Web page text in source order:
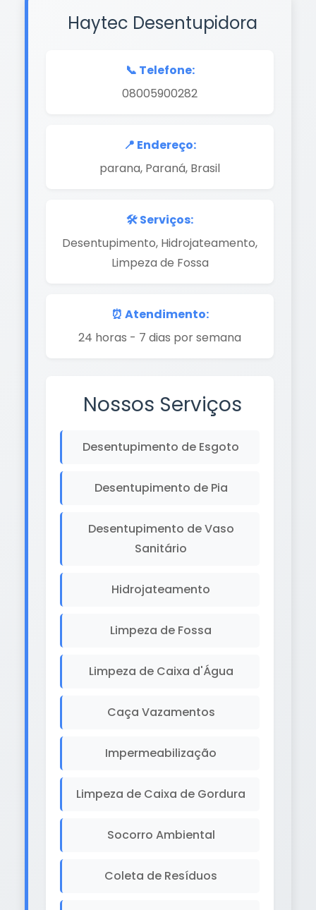
Haytec Desentupidora
📞 Telefone:
08005900282
📍 Endereço:
parana, Paraná, Brasil
🛠️ Serviços:
Desentupimento, Hidrojateamento,
Limpeza de Fossa
⏰ Atendimento:
24 horas - 7 dias por semana
Nossos Serviços
Desentupimento de Esgoto
Desentupimento de Pia
Desentupimento de Vaso
Sanitário
Hidrojateamento
Limpeza de Fossa
Limpeza de Caixa d'Água
Caça Vazamentos
Impermeabilização
Limpeza de Caixa de Gordura
Socorro Ambiental
Coleta de Resíduos